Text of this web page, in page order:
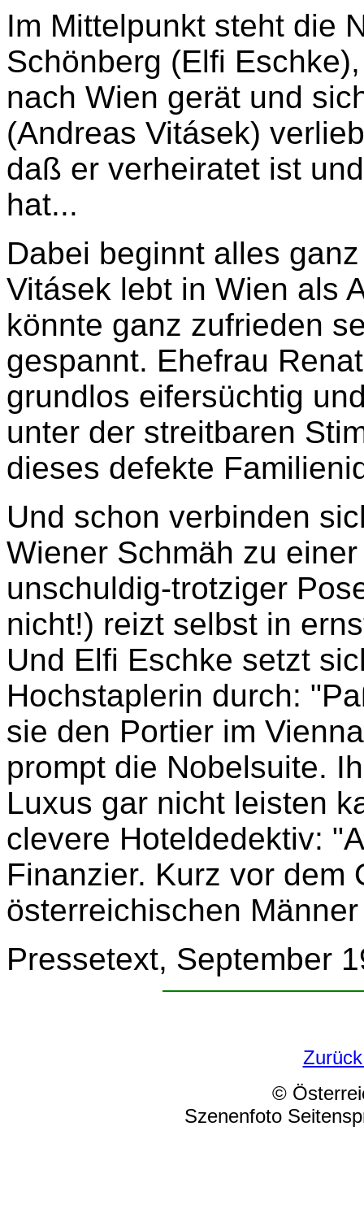
Im Mittelpunkt steht die
Schönberg (Elfi
nach Wien gerät und
(Andreas Vitásek)
daß er verheiratet ist
hat...
Dabei beginnt alles
Vitásek lebt in Wien als
könnte ganz zufrieden
gespannt. Ehefrau
grundlos eifersüchtig
unter der streitbaren
dieses defekte
Und schon verbinden
Wiener Schmäh zu
unschuldig-trotziger
nicht!) reizt selbst in
Und Elfi Eschke setzt
Hochstaplerin durch:
sie den Portier im
prompt die Nobelsuite.
Luxus gar nicht leisten
clevere Hoteldedektiv:
Finanzier. Kurz vor dem
österreichischen
Pressetext, September
©
Szenenfoto